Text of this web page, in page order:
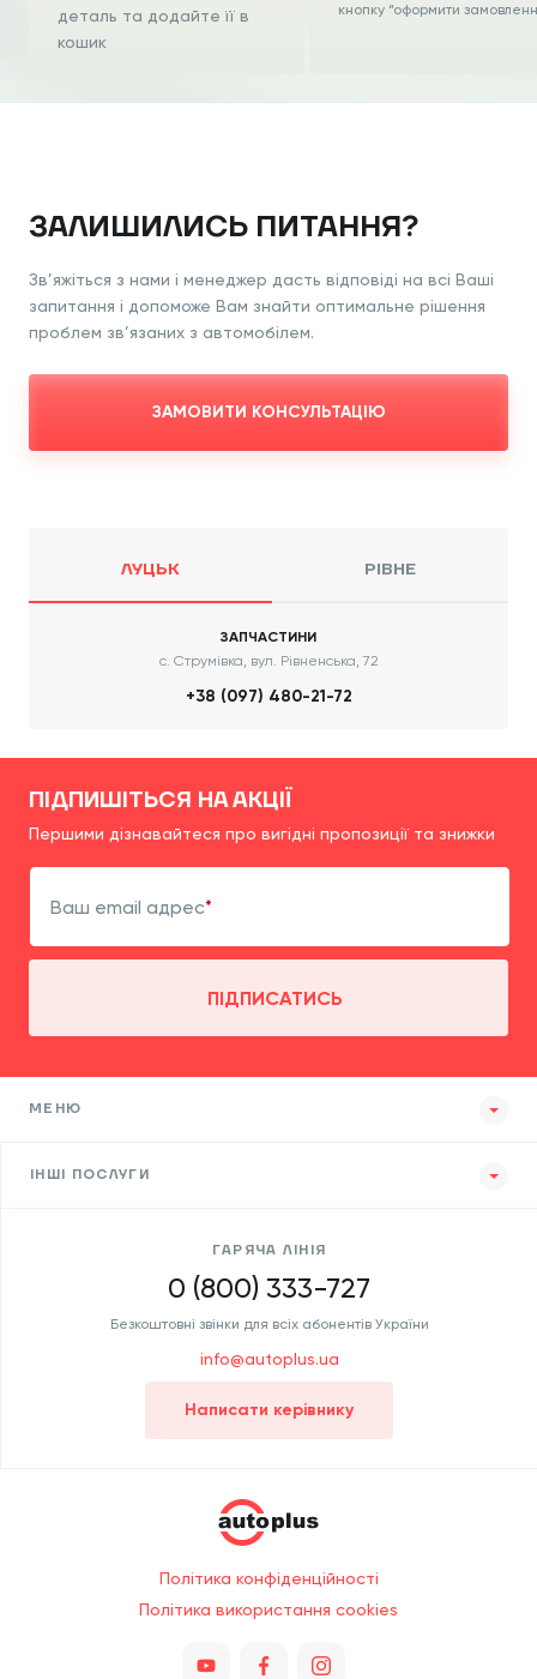
деталь та додайте її в
кошик
кнопку “оформити
ЗАЛИШИЛИСЬ ПИТАННЯ?
Зв’яжіться з нами і менеджер дасть відповіді на всі Ваші
запитання і допоможе Вам знайти оптимальне рішення
проблем зв’язаних з автомобілем.
ЗАМОВИТИ КОНСУЛЬТАЦІЮ
ЛУЦЬК РІВНЕ
ЗАПЧАСТИНИ
с. Струмівка, вул. Рівненська, 72
+38 (097) 480-21-72
ПІДПИШІТЬСЯ НА АКЦІЇ
Першими дізнавайтеся про вигідні пропозиції та знижки
Ваш email адрес
ПІДПИСАТИСЬ
МЕНЮ
ІНШІ ПОСЛУГИ
ГАРЯЧА ЛІНІЯ
0 (800) 333-727
Безкоштовні звінки для всіх абонентів України
info@autoplus.ua
Написати керівнику
Політика конфіденційності
Політика використання cookies